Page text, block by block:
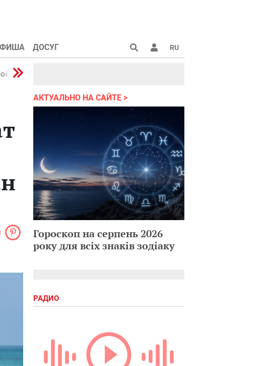
ДОСУГ RU
в Украине 2022
АКТУАЛЬНО НА САЙТЕ
Гороскоп на серпень 2026
року для всіх знаків зодіаку
РАДИО